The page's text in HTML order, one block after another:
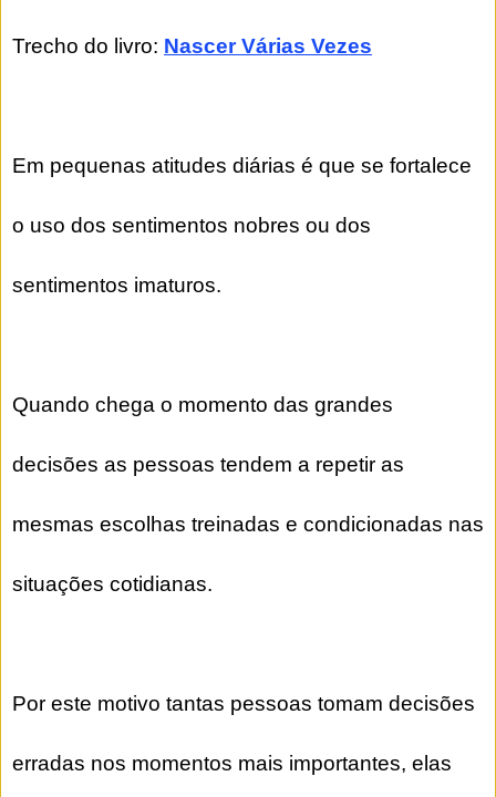
Trecho do livro: Nascer Várias Vezes
Em pequenas atitudes diárias é que se fortalece
o uso dos sentimentos nobres ou dos
sentimentos imaturos.
Quando chega o momento das grandes
decisões as pessoas tendem a repetir as
mesmas escolhas treinadas e condicionadas nas
situações cotidianas.
Por este motivo tantas pessoas tomam decisões
erradas nos momentos mais importantes, elas